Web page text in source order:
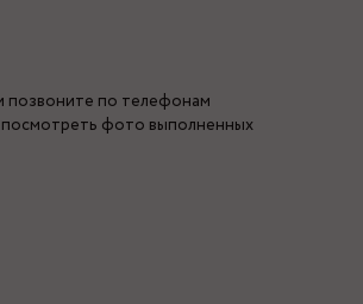
позвоните по телефонам
посмотреть фото выполненных